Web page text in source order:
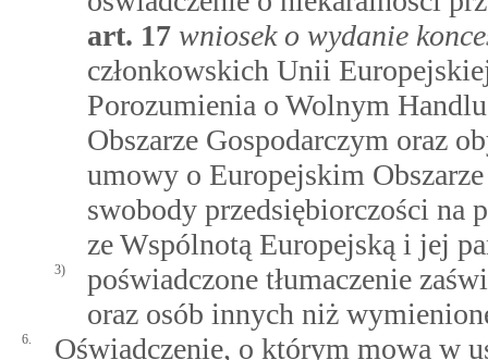
art. 17 wniosek o wydanie
członkowskich Unii
Porozumienia o Wolnym
Obszarze Gospodarczym oraz
umowy o Europejskim
swobody przedsiębiorczości na
ze Wspólnotą Europejską i jej
3)
poświadczone tłumaczenie
oraz osób innych niż
6.
Oświadczenie, o którym mowa w